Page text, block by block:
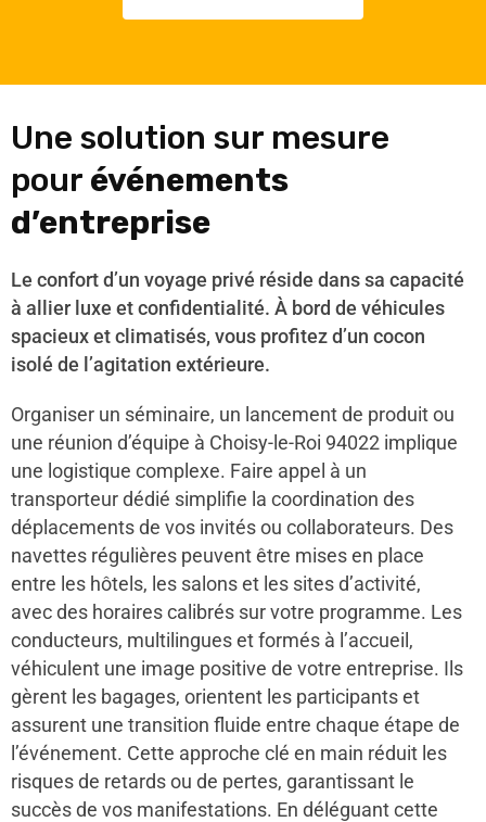
Une solution sur mesure
pour événements
d’entreprise
Le confort d’un voyage privé réside dans sa capacité
à allier luxe et confidentialité. À bord de véhicules
spacieux et climatisés, vous profitez d’un cocon
isolé de l’agitation extérieure.
Organiser un séminaire, un lancement de produit ou
une réunion d’équipe à Choisy-le-Roi 94022 implique
une logistique complexe. Faire appel à un
transporteur dédié simplifie la coordination des
déplacements de vos invités ou collaborateurs. Des
navettes régulières peuvent être mises en place
entre les hôtels, les salons et les sites d’activité,
avec des horaires calibrés sur votre programme. Les
conducteurs, multilingues et formés à l’accueil,
véhiculent une image positive de votre entreprise. Ils
gèrent les bagages, orientent les participants et
assurent une transition fluide entre chaque étape de
l’événement. Cette approche clé en main réduit les
risques de retards ou de pertes, garantissant le
succès de vos manifestations. En déléguant cette